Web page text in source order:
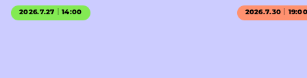
2026.7.27｜14:00 2026.7.30｜